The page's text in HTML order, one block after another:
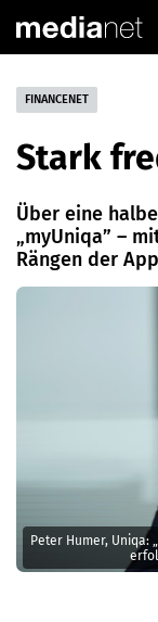
Peter Humer, Uniqa:
FINANCENET
Stark
Über eine
„myUniqa” –
Rängen der